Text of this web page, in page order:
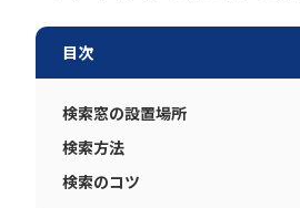
工事・故障情報
各種ダウンロード
目次
検索窓の設置場所
検索方法
検索のコツ